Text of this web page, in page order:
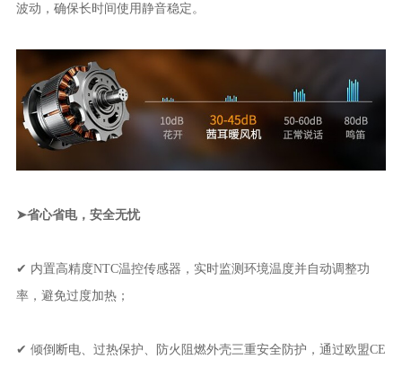
波动，确保长时间使用静音稳定。
➤省心省电，安全无忧
✔ 内置高精度NTC温控传感器，实时监测环境温度并自动调整功
率，避免过度加热；
✔ 倾倒断电、过热保护、防火阻燃外壳三重安全防护，通过欧盟CE